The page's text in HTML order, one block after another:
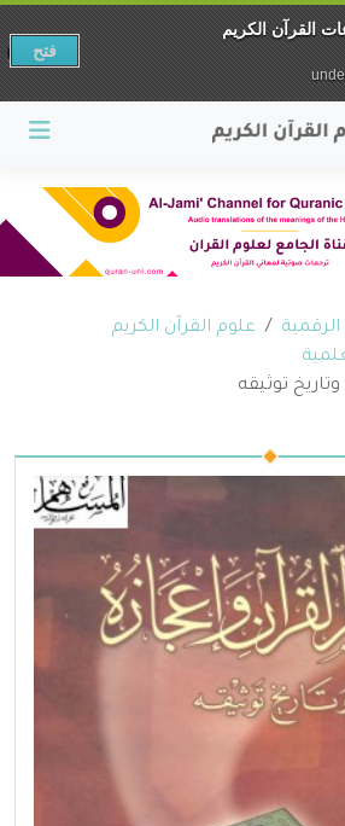
الرقمية
علوم القرآن الكريم
توثيقه
القرآن الكريم
فتح